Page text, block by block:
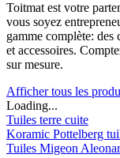
Toitmat est votre
vous soyez
gamme complète: des
et accessoires.
sur mesure.
Afficher tous les
Loading...
Tuiles terre cuite
Koramic Pottelberg
Tuiles Migeon